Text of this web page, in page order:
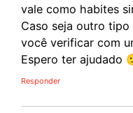
vale como habites
Caso seja outro
você verificar com
Espero ter ajudado
Responder